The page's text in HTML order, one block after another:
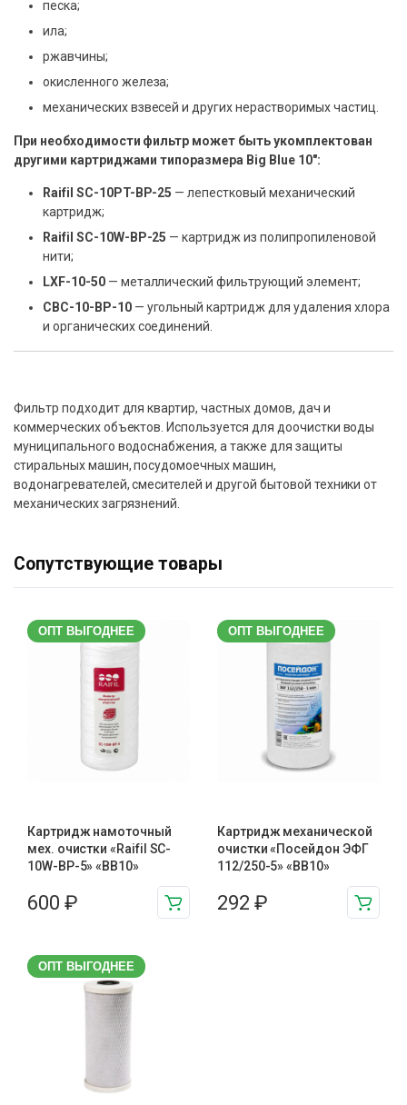
песка;
ила;
ржавчины;
окисленного железа;
механических взвесей и других нерастворимых частиц.
При необходимости фильтр может быть укомплектован
другими картриджами типоразмера Big Blue 10″:
Raifil SC-10PT-BP-25 — лепестковый механический
картридж;
Raifil SC-10W-BP-25 — картридж из полипропиленовой
нити;
LXF-10-50— металлический фильтрующий элемент;
CBC-10-BP-10— угольный картридж для удаления хлора
и органических соединений.
Фильтр подходит для квартир, частных домов, дач и
коммерческих объектов. Используется для доочистки воды
муниципального водоснабжения, а также для защиты
стиральных машин, посудомоечных машин,
водонагревателей, смесителей и другой бытовой техники от
механических загрязнений.
Сопутствующие товары
ОПТ ВЫГОДНЕЕ
Картридж намоточный
мех. очистки «Raifil SC-
10W-BP-5» «BB10»
600 ₽
ОПТ ВЫГОДНЕЕ
Картридж механической
очистки «Посейдон ЭФГ
112/250-5» «ВВ10»
292 ₽
ОПТ ВЫГОДНЕЕ